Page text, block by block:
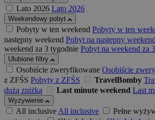
Lato 2026 Lato 2026
Weekendowy pobyt
Pobyty w ten weekend Pobyty w ten
następny weekend Pobyt na następny
weekend za 3 tygodnie Pobyt na weekend za
Ulubione filtry
Osobiście zweryfikowane Osobiście
z ZFŚS Pobyty z ZFŚS TravelBomby
dużą zniżką
Last minute weekend Last
Wyżywienie
All inclusiveAll inclusive Pełne